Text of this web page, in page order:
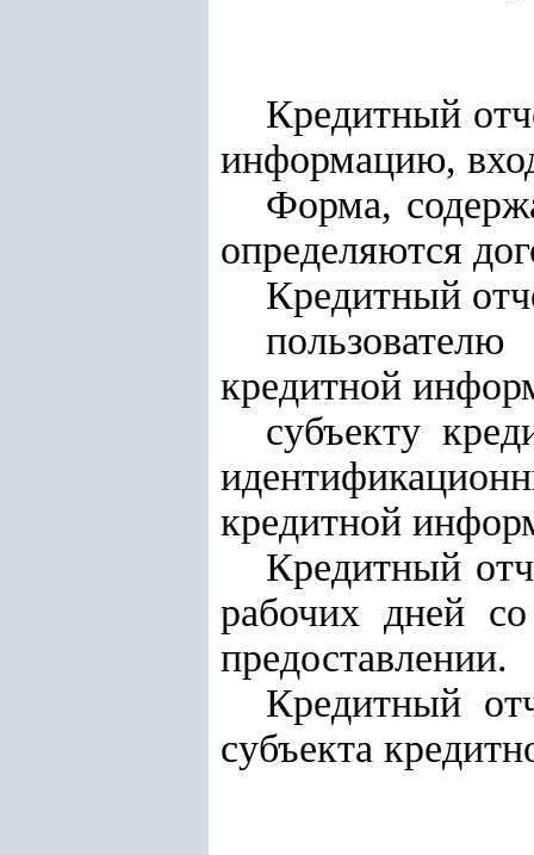
Кредитный
информацию,
Форма,
определяются
Кредитный
кредитной
субъекту
кредитной
Кредитный
рабочих дней
предоставлении.
Кредитный
субъекта